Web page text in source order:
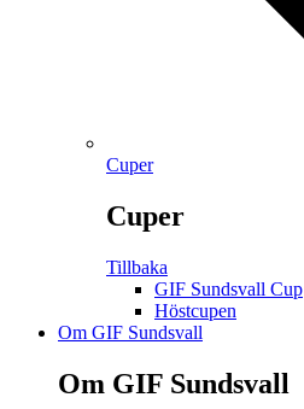
Cuper
Cuper
Tillbaka
GIF Sundsvall Cup
Höstcupen
Om GIF Sundsvall
Om GIF Sundsvall